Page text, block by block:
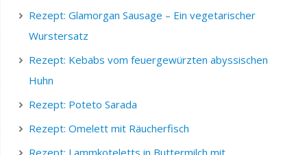
Rezept: Glamorgan Sausage – Ein vegetarischer
Wurstersatz
Rezept: Kebabs vom feuergewürzten abyssischen
Huhn
Rezept: Poteto Sarada
Rezept: Omelett mit Räucherfisch
Rezept: Lammkoteletts in Buttermilch mit